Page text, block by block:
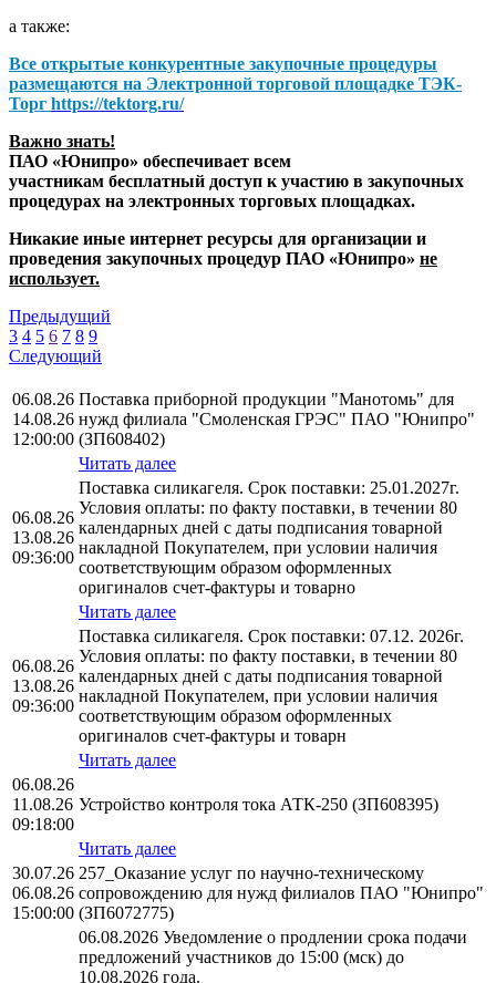
а также:
Все открытые конкурентные закупочные процедуры
размещаются на Электронной торговой площадке ТЭК-
Торг https://tektorg.ru/
Важно знать!
ПАО «Юнипро» обеспечивает всем
участникам бесплатный доступ к участию в закупочных
процедурах на электронных торговых площадках.
Никакие иные интернет ресурсы для организации и
проведения закупочных процедур ПАО «Юнипро» не
использует.
Предыдущий
3 4 5 6 7 8 9
Следующий
06.08.26
14.08.26
12:00:00
Поставка приборной продукции "Манотомь" для
нужд филиала "Смоленская ГРЭС" ПАО "Юнипро"
(ЗП608402)
Читать далее
06.08.26
13.08.26
09:36:00
Поставка силикагеля. Срок поставки: 25.01.2027г.
Условия оплаты: по факту поставки, в течении 80
календарных дней с даты подписания товарной
накладной Покупателем, при условии наличия
соответствующим образом оформленных
оригиналов счет-фактуры и товарно
Читать далее
06.08.26
13.08.26
09:36:00
Поставка силикагеля. Срок поставки: 07.12. 2026г.
Условия оплаты: по факту поставки, в течении 80
календарных дней с даты подписания товарной
накладной Покупателем, при условии наличия
соответствующим образом оформленных
оригиналов счет-фактуры и товарн
Читать далее
06.08.26
11.08.26
09:18:00
Устройство контроля тока АТК-250 (ЗП608395)
Читать далее
30.07.26
06.08.26
15:00:00
257_Оказание услуг по научно-техническому
сопровождению для нужд филиалов ПАО "Юнипро"
(ЗП6072775)
06.08.2026 Уведомление о продлении срока подачи
предложений участников до 15:00 (мск) до
10.08.2026 года.